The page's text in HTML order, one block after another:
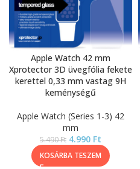
Apple Watch 42 mm
Xprotector 3D üvegfólia fekete
kerettel 0,33 mm vastag 9H
keménységű
Apple Watch (Series 1-3) 42
mm
5.490Ft 4.990 Ft
KOSÁRBA TESZEM